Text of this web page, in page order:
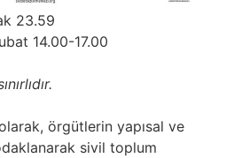
23.59
14.00-17.00
örgütlerin yapısal ve
sivil toplum